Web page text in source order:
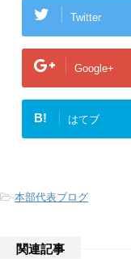
Twitter
Google+
B! はてブ
-本部代表ブログ
関連記事